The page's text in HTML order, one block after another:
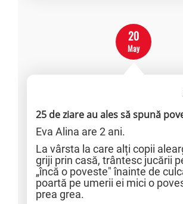
20
May
25 de ziare au ales să spună
Eva Alina are 2 ani.
La vârsta la care alți copii
griji prin casă, trântesc jucării
„încă o poveste" înainte de
poartă pe umerii ei mici o
prea grea.